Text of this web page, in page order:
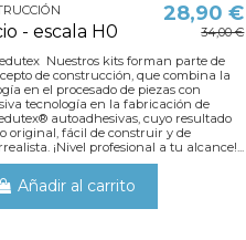
- escala H0
28,90 €
34,00 €
Nuestros kits forman parte de
de construcción, que combina la
en el procesado de piezas con
tecnología en la fabricación de
autoadhesivas, cuyo resultado
original, fácil de construir y de
¡Nivel profesional a tu alcance!...
Añadir al carrito